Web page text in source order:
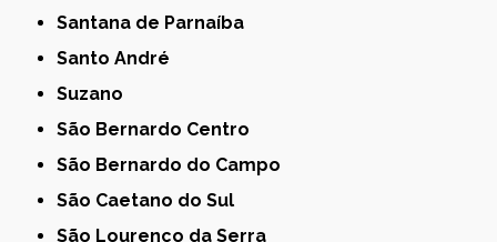
Santana de Parnaíba
Santo André
Suzano
São Bernardo Centro
São Bernardo do Campo
São Caetano do Sul
São Lourenço da Serra